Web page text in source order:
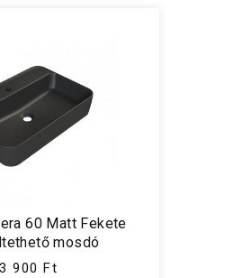
60 Matt Fekete
mosdó
900 Ft